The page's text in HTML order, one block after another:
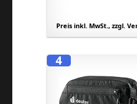
Preis inkl. MwSt., zzgl.
4